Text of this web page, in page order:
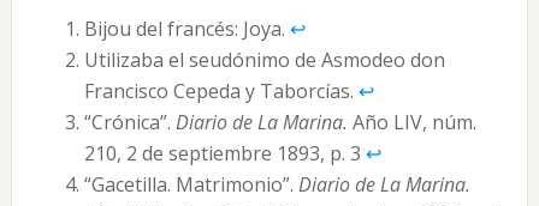
Bijou del francés: Joya. ↩︎
Utilizaba el seudónimo de Asmodeo don
Francisco Cepeda y Taborcías. ↩︎
“Crónica”. Diario de La Marina. Año LIV, núm.
210, 2 de septiembre 1893, p. 3 ↩︎
“Gacetilla. Matrimonio”. Diario de La Marina.